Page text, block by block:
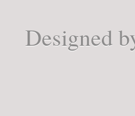
Designed